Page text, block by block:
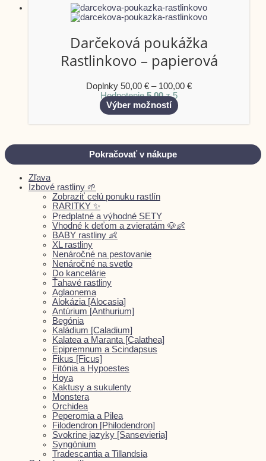
Darčeková poukážka
Rastlinkovo – papierová
Doplnky 50,00 € – 100,00 €
Hodnotenie5.00z 5
Výber možností
Pokračovať v nákupe
Zľava
Izbové rastliny 🌱
Zobraziť celú ponuku rastlín
RARITKY ✨
Predplatné a výhodné SETY
Vhodné k deťom a zvieratám 🐶👶
BABY rastliny 👶
XL rastliny
Nenáročné na pestovanie
Nenáročné na svetlo
Do kancelárie
Ťahavé rastliny
Aglaonema
Alokázia [Alocasia]
Antúrium [Anthurium]
Begónia
Kaládium [Caladium]
Kalatea a Maranta [Calathea]
Epipremnum a Scindapsus
Fikus [Ficus]
Fitónia a Hypoestes
Hoya
Kaktusy a sukulenty
Monstera
Orchidea
Peperomia a Pilea
Filodendron [Philodendron]
Svokrine jazyky [Sansevieria]
Syngónium
Tradescantia a Tillandsia